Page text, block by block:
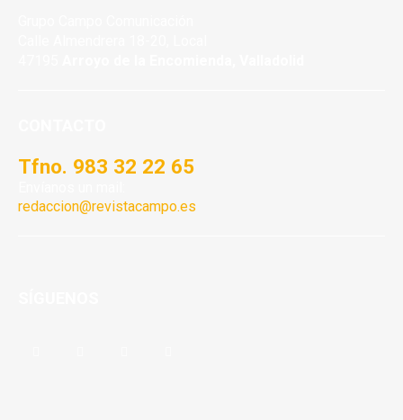
Tfno. 983 32 22 65
redaccion@revistacampo.es